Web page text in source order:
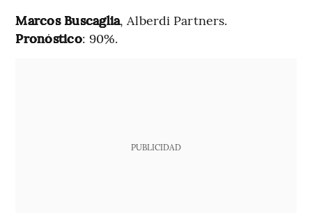
Marcos Buscaglia, Alberdi Partners.
Pronóstico: 90%.
PUBLICIDAD